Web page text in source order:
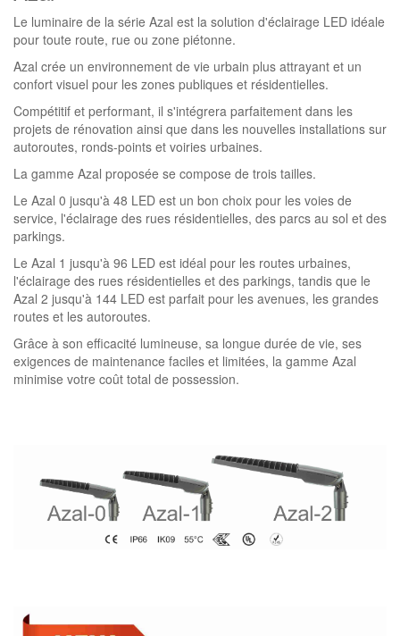
Le luminaire de la série Azal est la solution d'éclairage LED idéale
pour toute route, rue ou zone piétonne.
Azal crée un environnement de vie urbain plus attrayant et un
confort visuel pour les zones publiques et résidentielles.
Compétitif et performant, il s'intégrera parfaitement dans les
projets de rénovation ainsi que dans les nouvelles installations sur
autoroutes, ronds-points et voiries urbaines.
La gamme Azal proposée se compose de trois tailles.
Le Azal 0 jusqu'à 48 LED est un bon choix pour les voies de
service, l'éclairage des rues résidentielles, des parcs au sol et des
parkings.
Le Azal 1 jusqu'à 96 LED est idéal pour les routes urbaines,
l'éclairage des rues résidentielles et des parkings, tandis que le
Azal 2 jusqu'à 144 LED est parfait pour les avenues, les grandes
routes et les autoroutes.
Grâce à son efficacité lumineuse, sa longue durée de vie, ses
exigences de maintenance faciles et limitées, la gamme Azal
minimise votre coût total de possession.